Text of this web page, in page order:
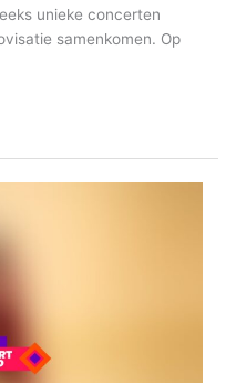
unieke concerten
samenkomen. Op